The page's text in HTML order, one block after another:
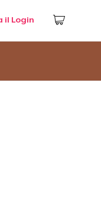
il Login